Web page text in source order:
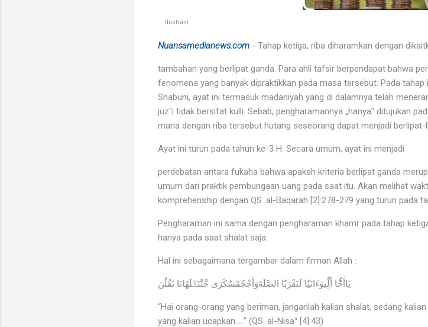
Ilustrasi
Nuansamedianews.com - Tahap ketiga, riba diharamkan dengan
tambahan yang berlipat ganda. Para ahli tafsir berpendapat bahwa
fenomena yang banyak dipraktikkan pada masa tersebut. Pada
Shabuni, ayat ini termasuk madaniyah yang di dalamnya telah
juz‟i tidak bersifat kulli. Sebab, pengharamannya „hanya‟ ditujukan
mana dengan riba tersebut hutang seseorang dapat menjadi berlipat-
Ayat ini turun pada tahun ke-3 H. Secara umum, ayat ini menjadi
perdebatan antara fukaha bahwa apakah kriteria berlipat ganda
umum dari praktik pembungaan uang pada saat itu. Akan melihat
komprehenship dengan QS. al-Baqarah [2]:278-279 yang turun pada
Pengharaman ini sama dengan pengharaman khamr pada tahap
hanya pada saat shalat saja.
Hal ini sebagaimana tergambar dalam firman Allah :
يَاأَحٍَُّا اَّلَِّيوَءَانَيَُا َلَتَقْرَبَُا الصََّلَةَوَأَجْجُمْسَُكَرَى حََّتَّتَػْلَهَُانَا تَقَُلَُنَ
“Hai orang-orang yang beriman, janganlah kalian shalat, sedang
yang kalian ucapkan…..” (QS. al-Nisa‟ [4]:43)